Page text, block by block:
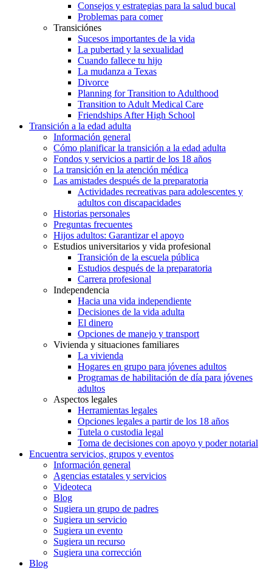
Consejos y estrategias para la salud bucal
Problemas para comer
Transiciónes
Sucesos importantes de la vida
La pubertad y la sexualidad
Cuando fallece tu hijo
La mudanza a Texas
Divorce
Planning for Transition to Adulthood
Transition to Adult Medical Care
Friendships After High School
Transición a la edad adulta
Información general
Cómo planificar la transición a la edad adulta
Fondos y servicios a partir de los 18 años
La transición en la atención médica
Las amistades después de la preparatoria
Actividades recreativas para adolescentes y
adultos con discapacidades
Historias personales
Preguntas frecuentes
Hijos adultos: Garantizar el apoyo
Estudios universitarios y vida profesional
Transición de la escuela pública
Estudios después de la preparatoria
Carrera profesional
Independencia
Hacia una vida independiente
Decisiones de la vida adulta
El dinero
Opciones de manejo y transport
Vivienda y situaciones familiares
La vivienda
Hogares en grupo para jóvenes adultos
Programas de habilitación de día para jóvenes
adultos
Aspectos legales
Herramientas legales
Opciones legales a partir de los 18 años
Tutela o custodia legal
Toma de decisiones con apoyo y poder notarial
Encuentra servicios, grupos y eventos
Información general
Agencias estatales y servicios
Videoteca
Blog
Sugiera un grupo de padres
Sugiera un servicio
Sugiera un evento
Sugiera un recurso
Sugiera una corrección
Blog